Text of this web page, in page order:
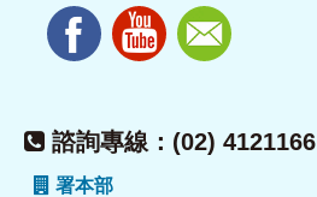
諮詢專線：(02) 4121166
署本部